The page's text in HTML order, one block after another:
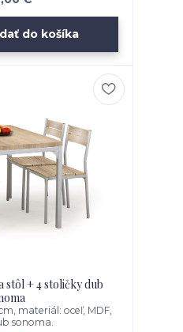
do košíka
stôl + 4 stoličky dub
materiál: oceľ, MDF,
sonoma.